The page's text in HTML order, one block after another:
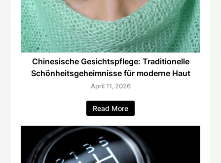
Chinesische Gesichtspflege: Traditionelle
Schönheitsgeheimnisse für moderne Haut
April 11, 2026
Read More